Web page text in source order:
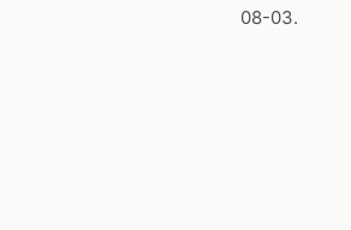
08-03.